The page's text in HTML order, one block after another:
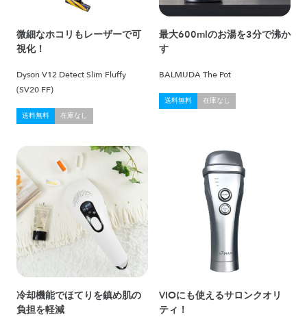
微細なホコリもレーザーで可
視化！
Dyson V12 Detect Slim Fluffy
(SV20 FF)
送料無料 在庫なし
最大600mlのお湯を3分で沸か
す
BALMUDA The Pot
送料無料 在庫なし
冷却機能でほてりを鎮め肌の
負担を軽減
VIOにも使えるサロンクオリ
ティ！